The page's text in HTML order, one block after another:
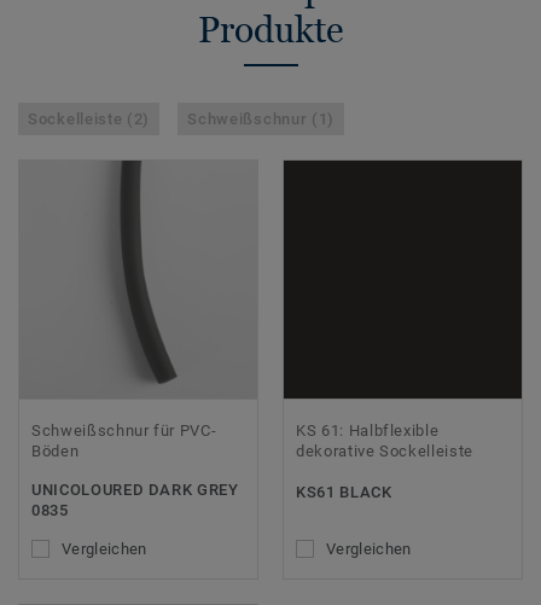
Produkte
Sockelleiste (2) Schweißschnur (1)
Schweißschnur für PVC-
Böden
UNICOLOURED DARK GREY
0835
Vergleichen
KS 61: Halbflexible
dekorative Sockelleiste
KS61 BLACK
Vergleichen